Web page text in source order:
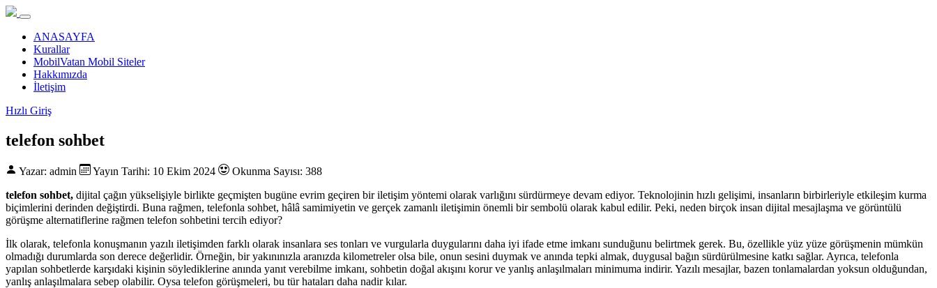
ANASAYFA
Kurallar
MobilVatan Mobil Siteler
Hakkımızda
İletişim
Hızlı Giriş
telefon sohbet
Yazar: admin Yayın Tarihi: 10 Ekim 2024
Okunma Sayısı: 388
telefon sohbet, dijital çağın yükselişiyle birlikte geçmişten bugüne evrim geçiren bir iletişim yöntemi olarak varlığını sürdürmeye devam ediyor. Teknolojinin hızlı gelişimi, insanların birbirleriyle etkileşim kurma
biçimlerini derinden değiştirdi. Buna rağmen, telefonla sohbet, hâlâ samimiyetin ve gerçek zamanlı iletişimin önemli bir sembolü olarak kabul edilir. Peki, neden birçok insan dijital mesajlaşma ve görüntülü
görüşme alternatiflerine rağmen telefon sohbetini tercih ediyor?
İlk olarak, telefonla konuşmanın yazılı iletişimden farklı olarak insanlara ses tonları ve vurgularla duygularını daha iyi ifade etme imkanı sunduğunu belirtmek gerek. Bu, özellikle yüz yüze görüşmenin mümkün
olmadığı durumlarda son derece değerlidir. Örneğin, bir yakınınızla aranızda kilometreler olsa bile, onun sesini duymak ve anında tepki almak, duygusal bağın sürdürülmesine katkı sağlar. Ayrıca, telefonla
yapılan sohbetlerde karşıdaki kişinin söylediklerine anında yanıt verebilme imkanı, sohbetin doğal akışını korur ve yanlış anlaşılmaları minimuma indirir. Yazılı mesajlar, bazen tonlamalardan yoksun olduğundan,
yanlış anlaşılmalara sebep olabilir. Oysa telefon görüşmeleri, bu tür hataları daha nadir kılar.